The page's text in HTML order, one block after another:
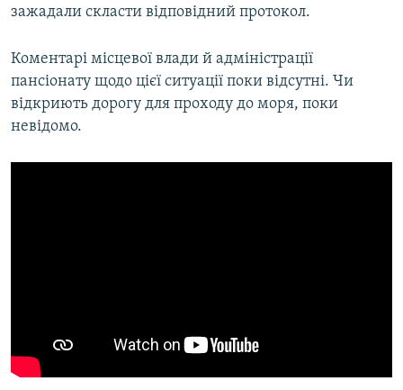
зажадали скласти відповідний протокол.
Коментарі місцевої влади й адміністрації
пансіонату щодо цієї ситуації поки відсутні. Чи
відкриють дорогу для проходу до моря, поки
невідомо.